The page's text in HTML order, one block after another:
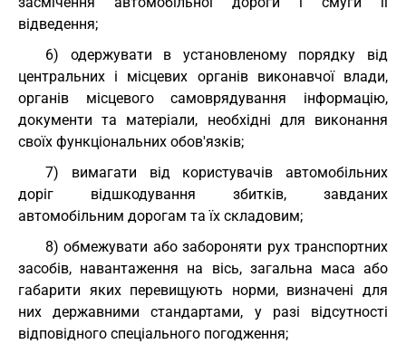
відведення;
6) одержувати в установленому порядку від
центральних і місцевих органів виконавчої влади,
органів місцевого самоврядування інформацію,
документи та матеріали, необхідні для виконання
своїх функціональних обов'язків;
7) вимагати від користувачів автомобільних
доріг відшкодування збитків, завданих
автомобільним дорогам та їх складовим;
8) обмежувати або забороняти рух транспортних
засобів, навантаження на вісь, загальна маса або
габарити яких перевищують норми, визначені для
них державними стандартами, у разі відсутності
відповідного спеціального погодження;